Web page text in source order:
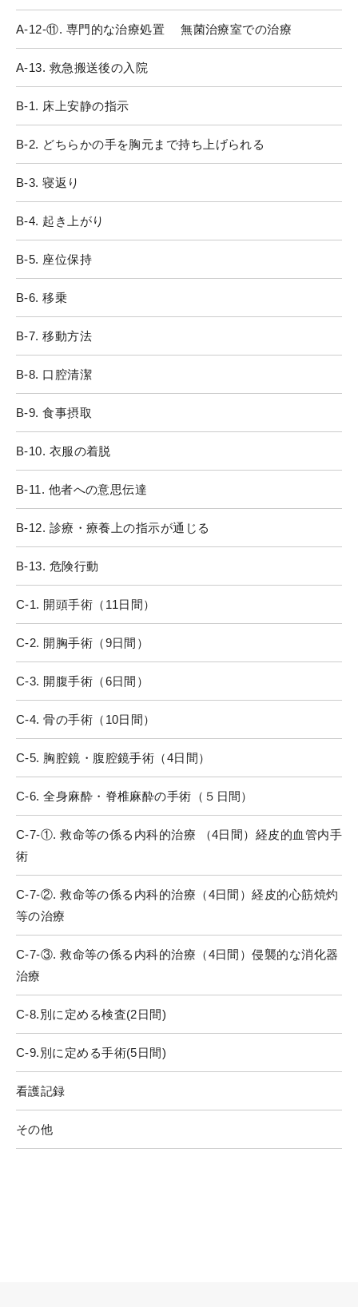
A-12-⑪. 専門的な治療処置 無菌治療室での治療
A-13. 救急搬送後の入院
B-1. 床上安静の指示
B-2. どちらかの手を胸元まで持ち上げられる
B-3. 寝返り
B-4. 起き上がり
B-5. 座位保持
B-6. 移乗
B-7. 移動方法
B-8. 口腔清潔
B-9. 食事摂取
B-10. 衣服の着脱
B-11. 他者への意思伝達
B-12. 診療・療養上の指示が通じる
B-13. 危険行動
C-1. 開頭手術（11日間）
C-2. 開胸手術（9日間）
C-3. 開腹手術（6日間）
C-4. 骨の手術（10日間）
C-5. 胸腔鏡・腹腔鏡手術（4日間）
C-6. 全身麻酔・脊椎麻酔の手術（５日間）
C-7-①. 救命等の係る内科的治療 （4日間）経皮的血管内手
術
C-7-②. 救命等の係る内科的治療（4日間）経皮的心筋焼灼
等の治療
C-7-③. 救命等の係る内科的治療（4日間）侵襲的な消化器
治療
C-8.別に定める検査(2日間)
C-9.別に定める手術(5日間)
看護記録
その他